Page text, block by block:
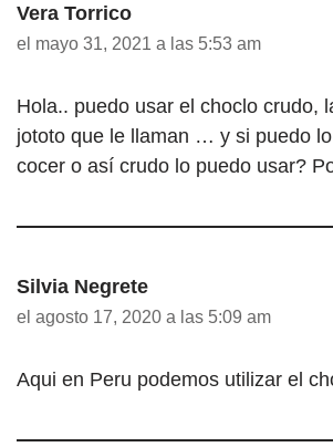
Vera Torrico
el mayo 31, 2021 a las 5:53 am
Hola.. puedo usar el choclo crudo,
jototo que le llaman … y si puedo
cocer o así crudo lo puedo usar?
Silvia Negrete
el agosto 17, 2020 a las 5:09 am
Aqui en Peru podemos utilizar el